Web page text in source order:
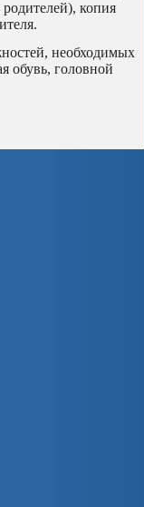
копия
необходимых
обувь, головной